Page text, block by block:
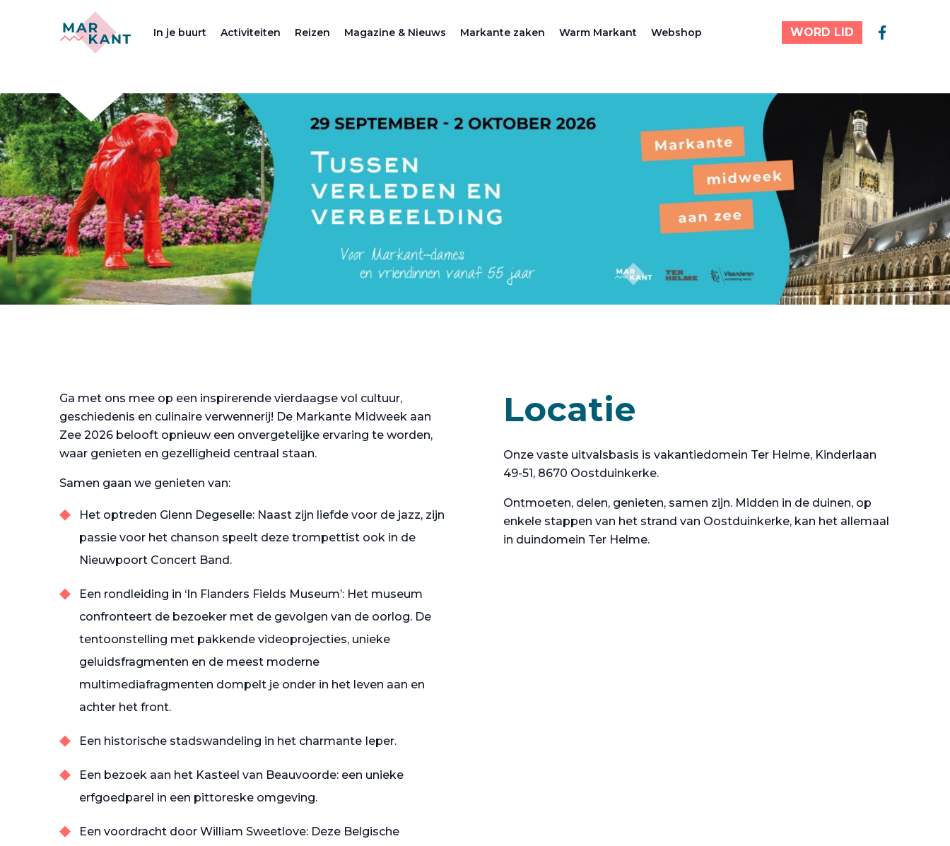
In je buurt Activiteiten Reizen Magazine & Nieuws Markante zaken Warm Markant Webshop WORD LID
Ga met ons mee op een inspirerende vierdaagse vol cultuur,
geschiedenis en culinaire verwennerij! De Markante Midweek aan
Zee 2026 belooft opnieuw een onvergetelijke ervaring te worden,
waar genieten en gezelligheid centraal staan.
Samen gaan we genieten van:
Het optreden Glenn Degeselle: Naast zijn liefde voor de jazz, zijn
passie voor het chanson speelt deze trompettist ook in de
Nieuwpoort Concert Band.
Een rondleiding in ‘In Flanders Fields Museum’: Het museum
confronteert de bezoeker met de gevolgen van de oorlog. De
tentoonstelling met pakkende videoprojecties, unieke
geluidsfragmenten en de meest moderne
multimediafragmenten dompelt je onder in het leven aan en
achter het front.
Een historische stadswandeling in het charmante Ieper.
Een bezoek aan het Kasteel van Beauvoorde: een unieke
erfgoedparel in een pittoreske omgeving.
Een voordracht door William Sweetlove: Deze Belgische
Locatie
Onze vaste uitvalsbasis is vakantiedomein Ter Helme, Kinderlaan
49-51, 8670 Oostduinkerke.
Ontmoeten, delen, genieten, samen zijn. Midden in de duinen, op
enkele stappen van het strand van Oostduinkerke, kan het allemaal
in duindomein Ter Helme.